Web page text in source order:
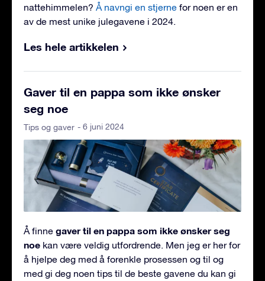
nattehimmelen? Å navngi en stjerne for noen er en
av de mest unike julegavene i 2024.
Les hele artikkelen
Gaver til en pappa som ikke ønsker
seg noe
Tips og gaver - 6 juni 2024
Å finne gaver til en pappa som ikke ønsker seg
noe kan være veldig utfordrende. Men jeg er her for
å hjelpe deg med å forenkle prosessen og til og
med gi deg noen tips til de beste gavene du kan gi